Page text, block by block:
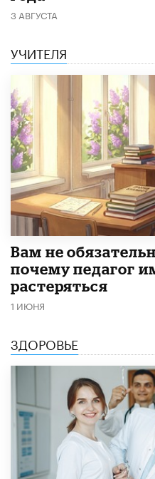
3 АВГУСТА
УЧИТЕЛЯ
​Вам не
почему педагог
растеряться
1 ИЮНЯ
ЗДОРОВЬЕ